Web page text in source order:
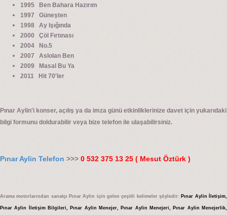
1995 Ben Bahara Hazırım
1997 Güneşten
1998 Ay Işığında
2000 Çöl Fırtınası
2004 No.5
2007 Aslolan Ben
2009 Masal Bu Ya
2011 Hit 70'ler
Pınar Aylin'i konser, açılış ya da imza günü etkinliklerinize davet için yukarıdaki
bilgi formunu doldurabilir veya bize telefon ile ulaşabilirsiniz.
Pınar Aylin Telefon >>> 0 532 375 13 25 ( Mesut Öztürk )
Arama motorlarından sanatçı Pınar Aylin için gelen çeşitli kelimeler şöyledir: Pınar Aylin İletişim,
Pınar Aylin İletişim Bilgileri, Pınar Aylin Menejer, Pınar Aylin Menejeri, Pınar Aylin Menejerlik,